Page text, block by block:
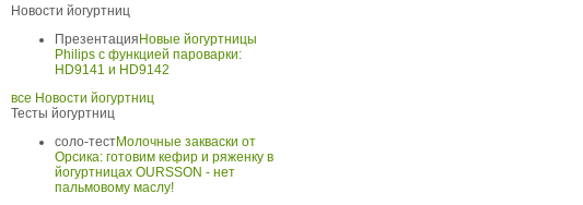
Новости йогуртниц
Презентация Новые йогуртницы
Philips с функцией пароварки:
HD9141 и HD9142
все Новости йогуртниц
Тесты йогуртниц
соло-тестМолочные закваски от
Орсика: готовим кефир и ряженку в
йогуртницах OURSSON - нет
пальмовому маслу!